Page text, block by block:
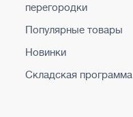
перегородки
Популярные товары
Новинки
Складская программа